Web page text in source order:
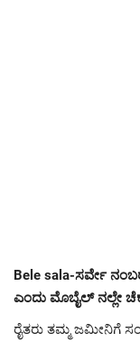
Bele sala-ಸರ್ವೇ
ಎಂದು ಮೊಬೈಲ್ ನಲ್ಲೇ
ರೈತರು ತಮ್ಮ ಜಮೀನಿಗೆ